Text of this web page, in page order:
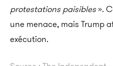
protestations paisibles».
une menace, mais Trump
exécution.